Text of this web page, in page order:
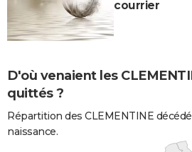
courrier
D'où venaient les
quittés ?
Répartition des CLEMENTINE
naissance.